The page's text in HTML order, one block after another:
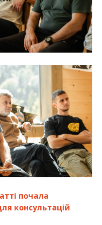
почала
консультацій